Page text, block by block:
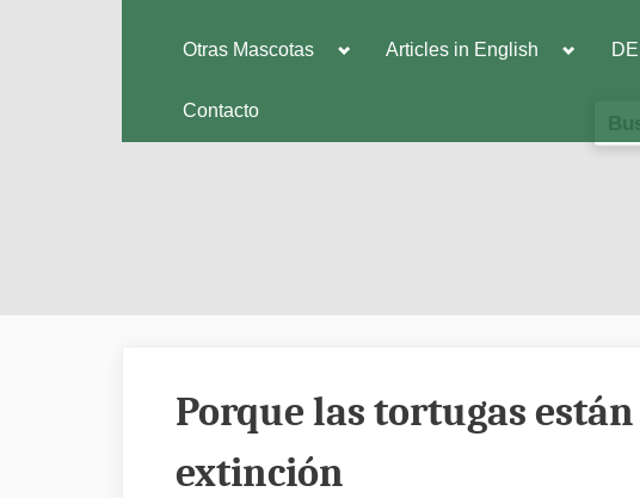
Otras Mascotas
Toggle
Toggle
Articles in English
Toggle
Contacto
Porque las tortugas
extinción